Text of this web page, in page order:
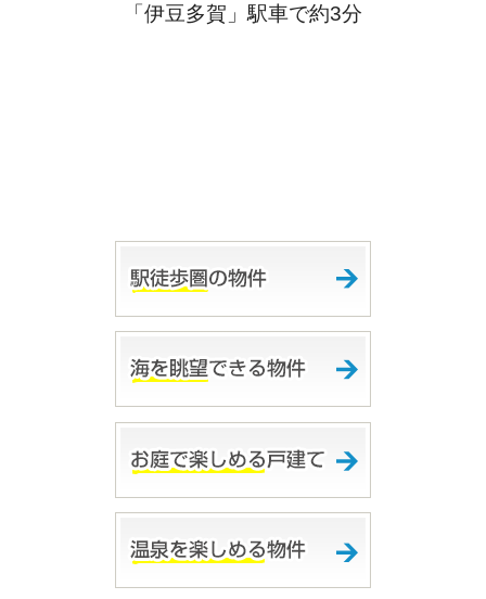
「伊豆多賀」駅車で約3分